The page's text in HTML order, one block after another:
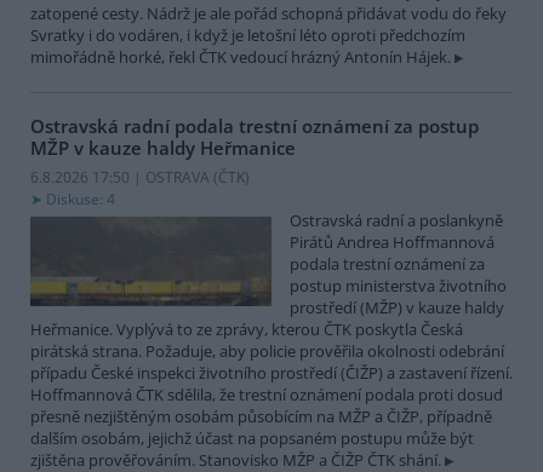
zatopené cesty. Nádrž je ale pořád schopná přidávat vodu do řeky
Svratky i do vodáren, i když je letošní léto oproti předchozím
mimořádně horké, řekl ČTK vedoucí hrázný Antonín Hájek.
Ostravská radní podala trestní oznámení za postup
MŽP v kauze haldy Heřmanice
6.8.2026 17:50 | OSTRAVA (ČTK)
Diskuse: 4
Ostravská radní a poslankyně
Pirátů Andrea Hoffmannová
podala trestní oznámení za
postup ministerstva životního
prostředí (MŽP) v kauze haldy
Heřmanice. Vyplývá to ze zprávy, kterou ČTK poskytla Česká
pirátská strana. Požaduje, aby policie prověřila okolnosti odebrání
případu České inspekci životního prostředí (ČIŽP) a zastavení řízení.
Hoffmannová ČTK sdělila, že trestní oznámení podala proti dosud
přesně nezjištěným osobám působícím na MŽP a ČIŽP, případně
dalším osobám, jejichž účast na popsaném postupu může být
zjištěna prověřováním. Stanovisko MŽP a ČIŽP ČTK shání.